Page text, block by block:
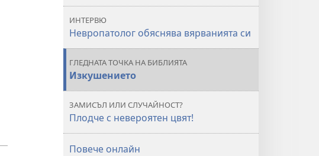
ИНТЕРВЮ
Невропатолог обяснява вярванията си
ГЛЕДНАТА ТОЧКА НА БИБЛИЯТА
Изкушението
ЗАМИСЪЛ ИЛИ СЛУЧАЙНОСТ?
Плодче с невероятен цвят!
Повече онлайн